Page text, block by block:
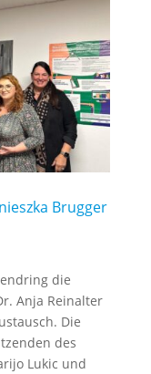
Brugger
die
Anja Reinalter
Die
des
Lukic und